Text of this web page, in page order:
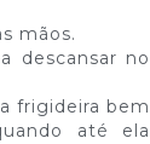
mãos.
descansar no
frigideira bem
até ela